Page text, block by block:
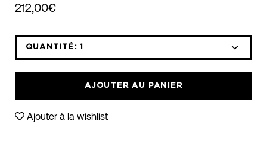
212,00€
QUANTITÉ: 1
Icône
AJOUTER AU PANIER
Ajouter à la wishlist